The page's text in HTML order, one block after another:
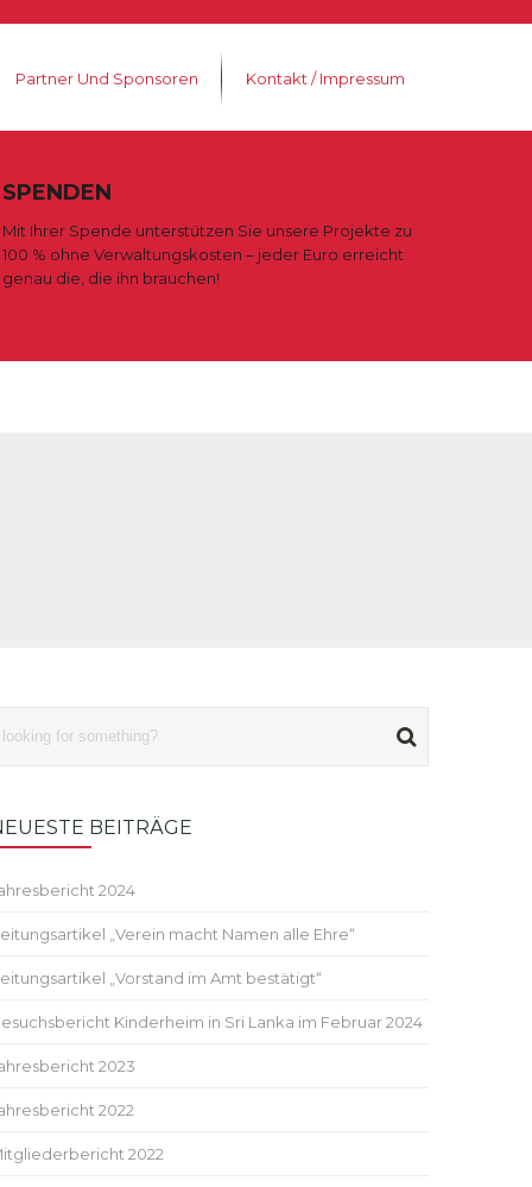
Partner Und Sponsoren Kontakt / Impressum
SPENDEN
Mit Ihrer Spende unterstützen Sie unsere Projekte zu
100 % ohne Verwaltungskosten – jeder Euro erreicht
genau die, die ihn brauchen!
BEITRÄGE
2024
„Verein macht Namen alle Ehre“
„Vorstand im Amt bestätigt“
Kinderheim in Sri Lanka im Februar 2024
2023
2022
2022